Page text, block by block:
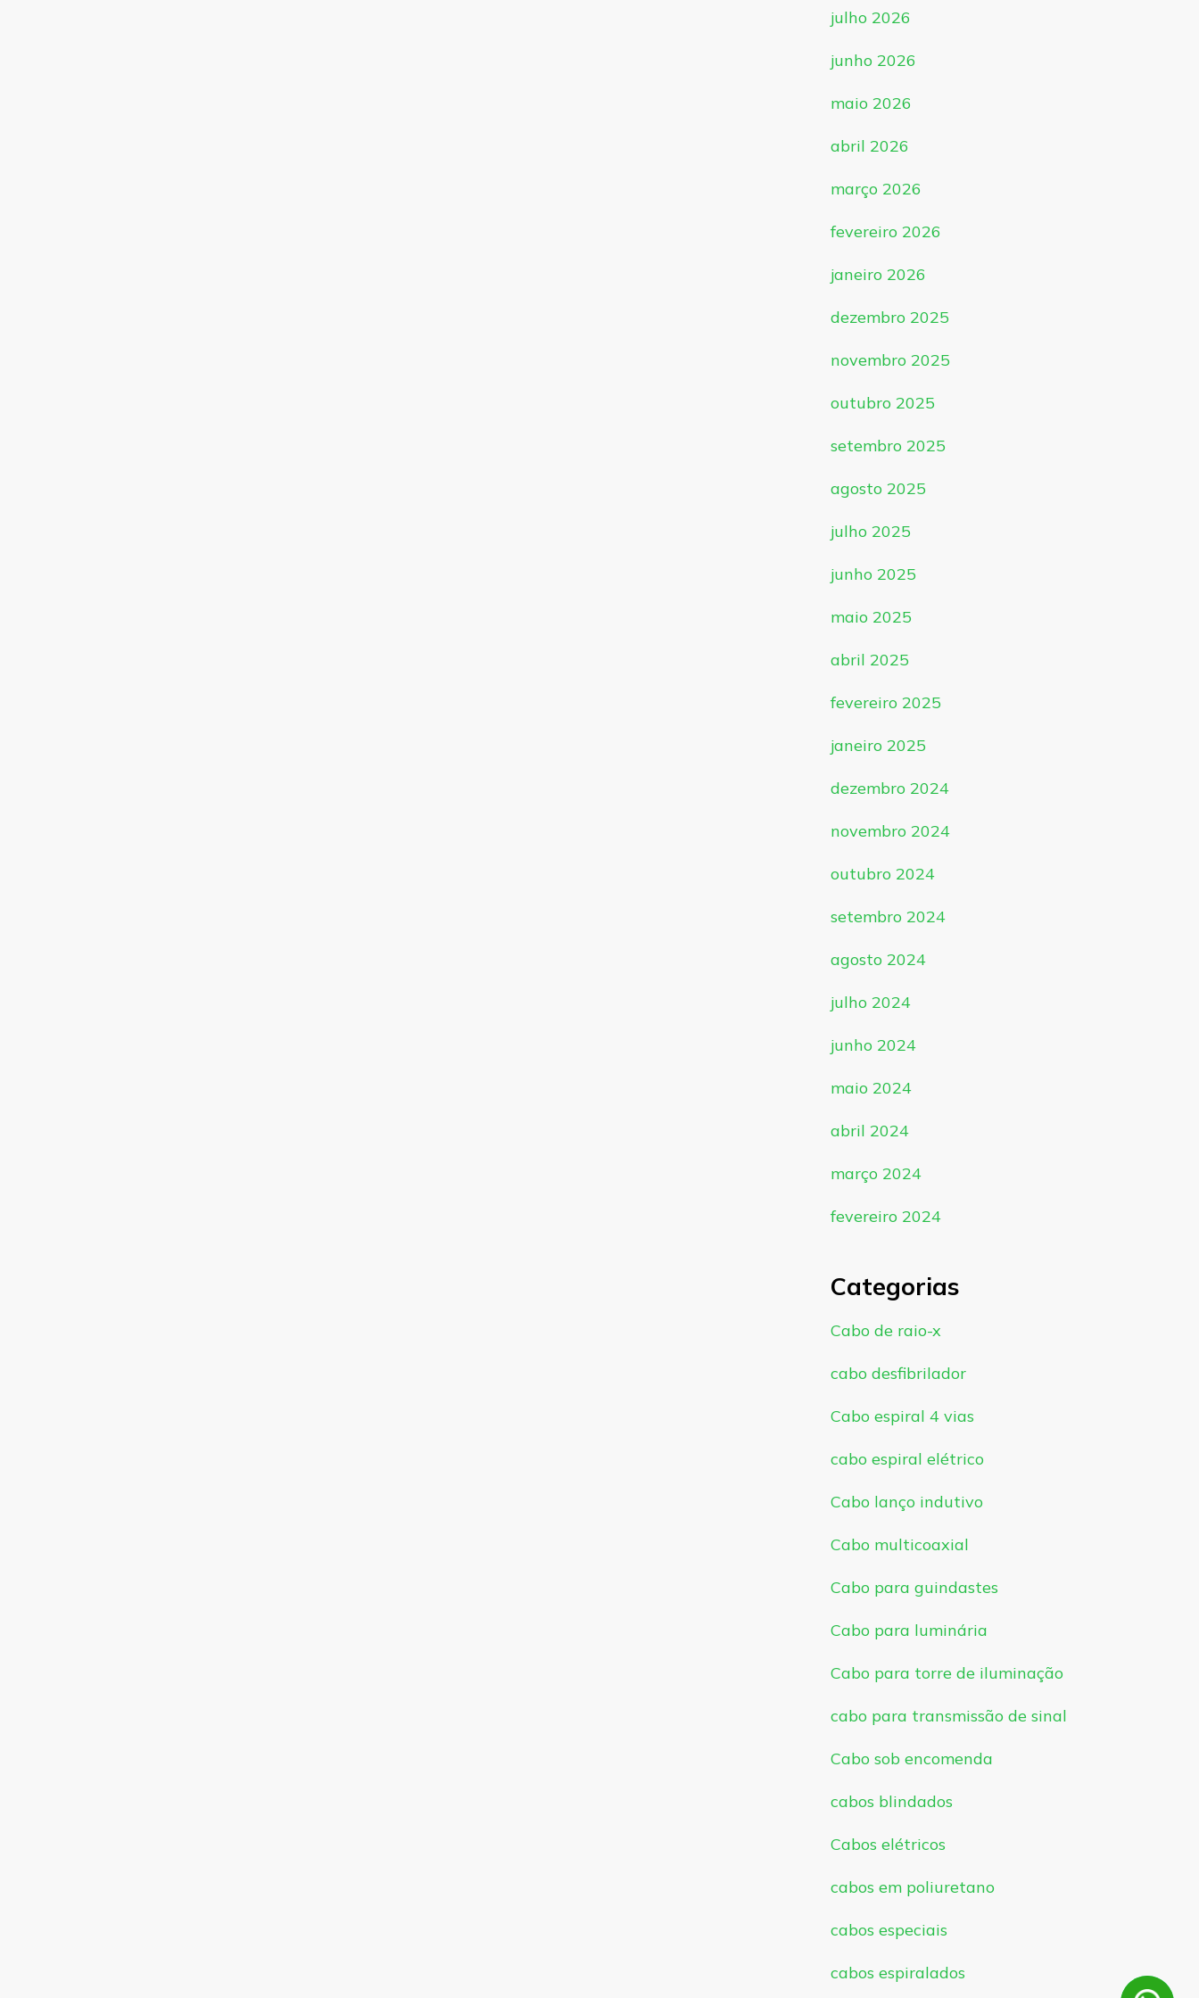
julho 2026
junho 2026
maio 2026
abril 2026
março 2026
fevereiro 2026
janeiro 2026
dezembro 2025
novembro 2025
outubro 2025
setembro 2025
agosto 2025
julho 2025
junho 2025
maio 2025
abril 2025
fevereiro 2025
janeiro 2025
dezembro 2024
novembro 2024
outubro 2024
setembro 2024
agosto 2024
julho 2024
junho 2024
maio 2024
abril 2024
março 2024
fevereiro 2024
Categorias
Cabo de raio-x
cabo desfibrilador
Cabo espiral 4 vias
cabo espiral elétrico
Cabo lanço indutivo
Cabo multicoaxial
Cabo para guindastes
Cabo para luminária
Cabo para torre de iluminação
cabo para transmissão de sinal
Cabo sob encomenda
cabos blindados
Cabos elétricos
cabos em poliuretano
cabos especiais
cabos espiralados